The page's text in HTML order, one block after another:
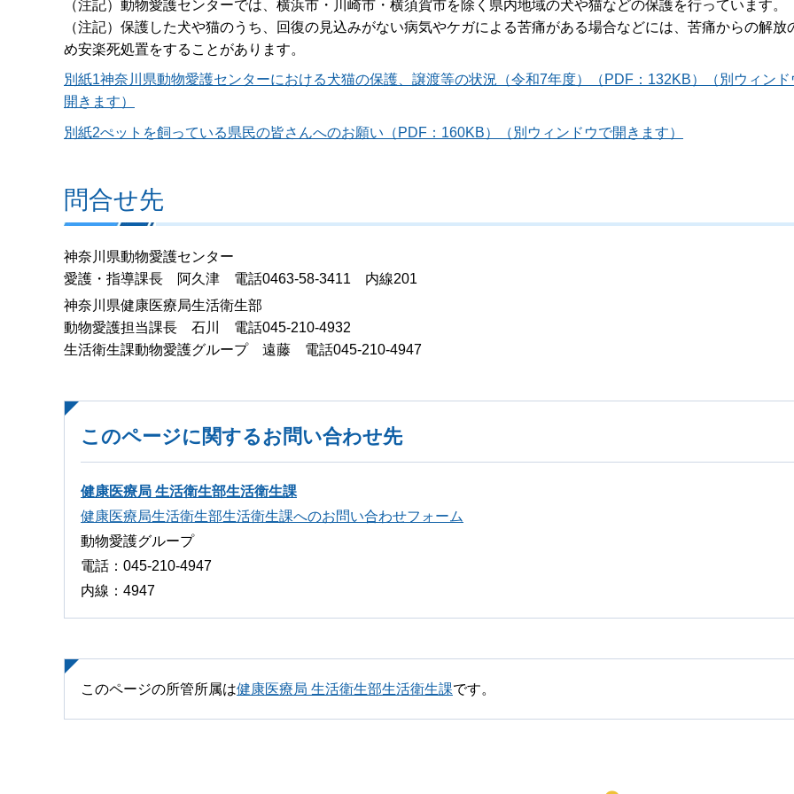
（注記）動物愛護センターでは、横浜市・川崎市・横須賀市を除く県内地域の犬や猫などの保護を行っています。
（注記）保護した犬や猫のうち、回復の見込みがない病気やケガによる苦痛がある場合などには、苦痛からの解放
め安楽死処置をすることがあります。
別紙1神奈川県動物愛護センターにおける犬猫の保護、譲渡等の状況（令和7年度）（PDF：132KB）（別ウィンド
開きます）
別紙2ぺットを飼っている県民の皆さんへのお願い（PDF：160KB）（別ウィンドウで開きます）
問合せ先
神奈川県動物愛護センター
愛護・指導課長 阿久津 電話0463-58-3411 内線201
神奈川県健康医療局生活衛生部
動物愛護担当課長 石川 電話045-210-4932
生活衛生課動物愛護グループ 遠藤 電話045-210-4947
このページに関するお問い合わせ先
健康医療局 生活衛生部生活衛生課
健康医療局生活衛生部生活衛生課へのお問い合わせフォーム
動物愛護グループ
電話：045-210-4947
内線：4947
このページの所管所属は健康医療局 生活衛生部生活衛生課です。